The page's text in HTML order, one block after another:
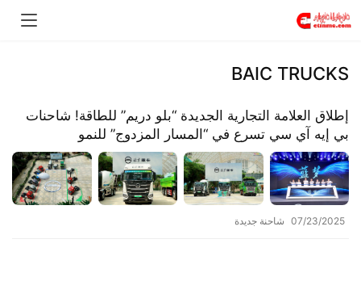
BAIC TRUCKS
​​إطلاق العلامة التجارية الجديدة “بلو دريم” للطاقة! شاحنات
بي إيه آي سي تسرع في “المسار المزدوج” للنمو​​
07/23/2025 شاحنة جديدة